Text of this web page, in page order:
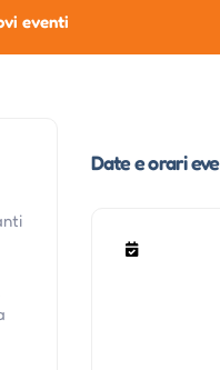
eventi
Date e orari